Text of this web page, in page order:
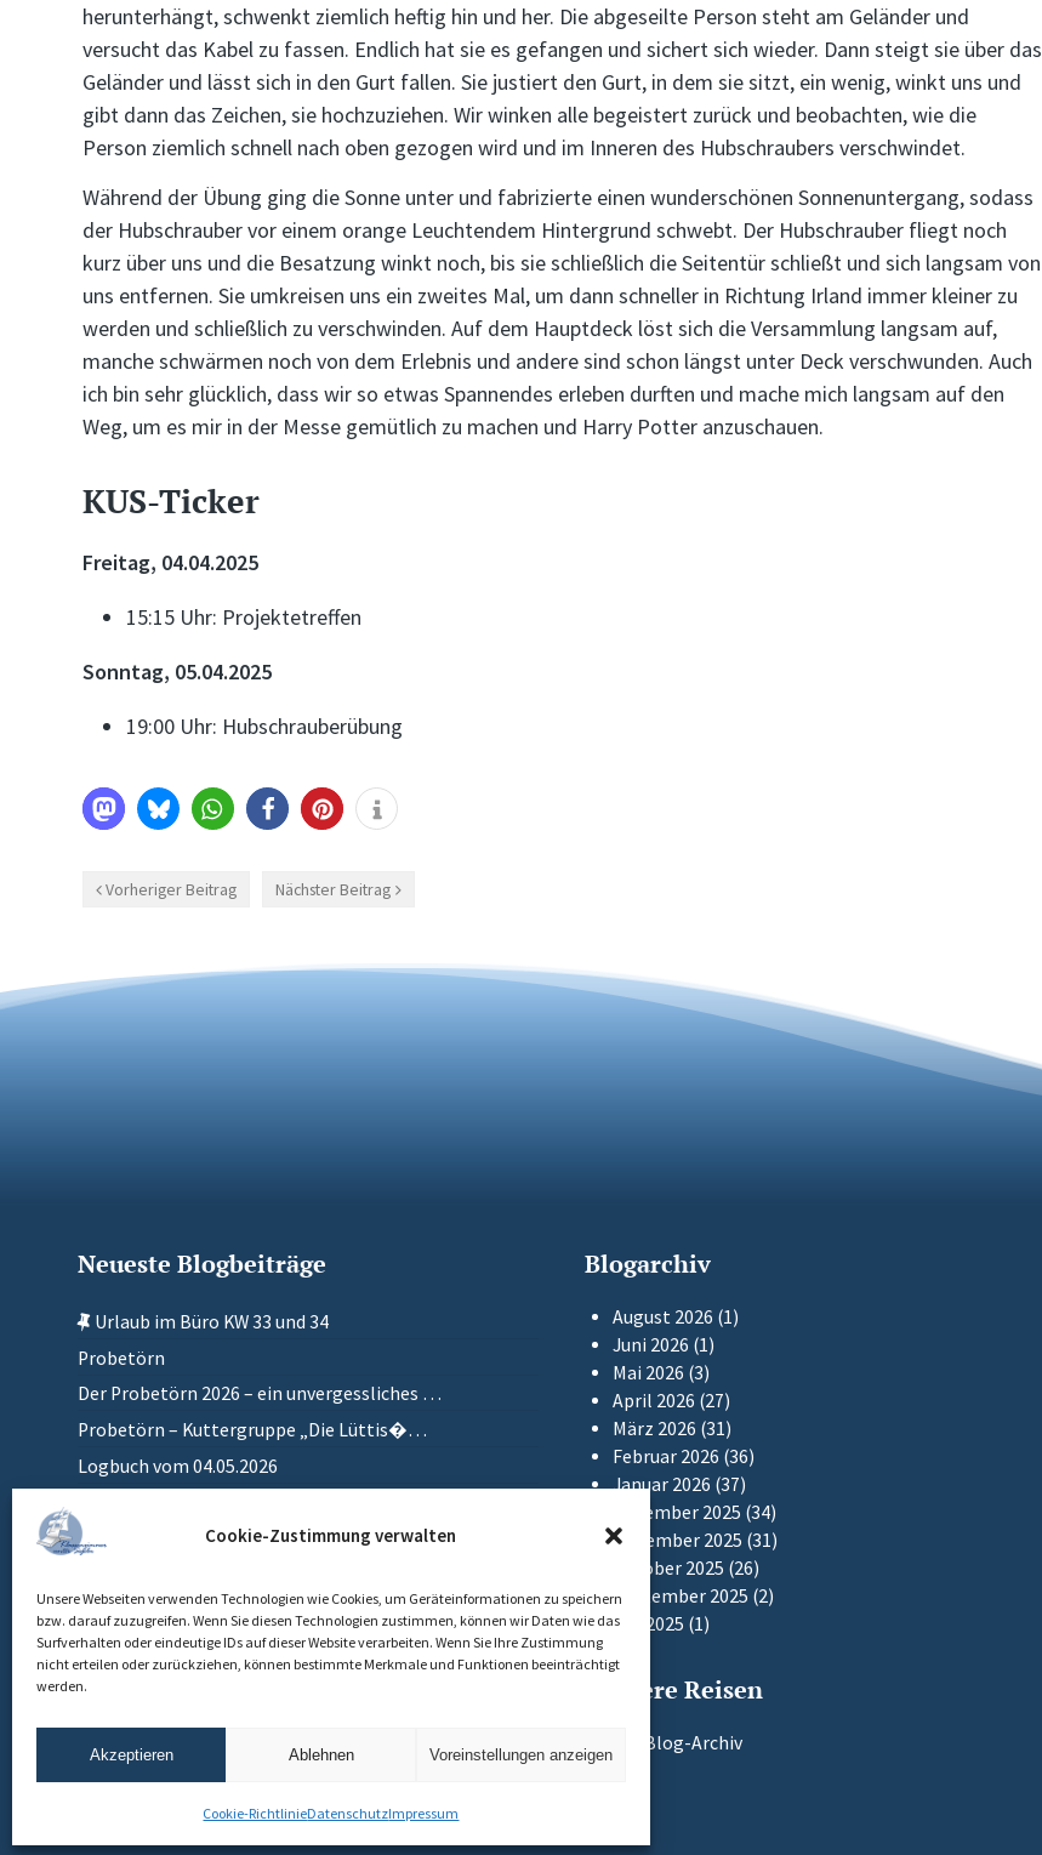
Cookie-Zustimmung verwalten
Unsere Webseiten verwenden Technologien wie Cookies, um Geräteinformationen zu speichern
bzw. darauf zuzugreifen. Wenn Sie diesen Technologien zustimmen, können wir Daten wie das
Surfverhalten oder eindeutige IDs auf dieser Website verarbeiten. Wenn Sie Ihre Zustimmung
nicht erteilen oder zurückziehen, können bestimmte Merkmale und Funktionen beeinträchtigt
werden.
Akzeptieren Ablehnen Voreinstellungen anzeigen
Cookie-RichtlinieDatenschutzImpressum
herunterhängt, schwenkt ziemlich heftig hin und her. Die abgeseilte Person steht am Geländer und
versucht das Kabel zu fassen. Endlich hat sie es gefangen und sichert sich wieder. Dann steigt sie über das
Geländer und lässt sich in den Gurt fallen. Sie justiert den Gurt, in dem sie sitzt, ein wenig, winkt uns und
gibt dann das Zeichen, sie hochzuziehen. Wir winken alle begeistert zurück und beobachten, wie die
Person ziemlich schnell nach oben gezogen wird und im Inneren des Hubschraubers verschwindet.
Während der Übung ging die Sonne unter und fabrizierte einen wunderschönen Sonnenuntergang, sodass
der Hubschrauber vor einem orange Leuchtendem Hintergrund schwebt. Der Hubschrauber fliegt noch
kurz über uns und die Besatzung winkt noch, bis sie schließlich die Seitentür schließt und sich langsam von
uns entfernen. Sie umkreisen uns ein zweites Mal, um dann schneller in Richtung Irland immer kleiner zu
werden und schließlich zu verschwinden. Auf dem Hauptdeck löst sich die Versammlung langsam auf,
manche schwärmen noch von dem Erlebnis und andere sind schon längst unter Deck verschwunden. Auch
ich bin sehr glücklich, dass wir so etwas Spannendes erleben durften und mache mich langsam auf den
Weg, um es mir in der Messe gemütlich zu machen und Harry Potter anzuschauen.
KUS-Ticker
Freitag, 04.04.2025
15:15 Uhr: Projektetreffen
Sonntag, 05.04.2025
19:00 Uhr: Hubschrauberübung
Vorheriger Beitrag Nächster Beitrag
Neueste Blogbeiträge
Urlaub im Büro KW 33 und 34
Probetörn
Der Probetörn 2026 – ein unvergessliches …
Probetörn – Kuttergruppe „Die Lüttis�…
Logbuch vom 04.05.2026
Einlaufen
Blogarchiv
August 2026 (1)
Juni 2026 (1)
Mai 2026 (3)
April 2026 (27)
März 2026 (31)
Februar 2026 (36)
Januar 2026 (37)
Dezember 2025 (34)
November 2025 (31)
Oktober 2025 (26)
September 2025 (2)
Mai 2025 (1)
Frühere Reisen
Zum Blog-Archiv